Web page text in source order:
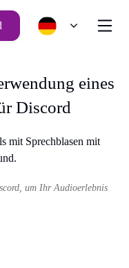
eines
Discord
um Ihr Audioerlebnis